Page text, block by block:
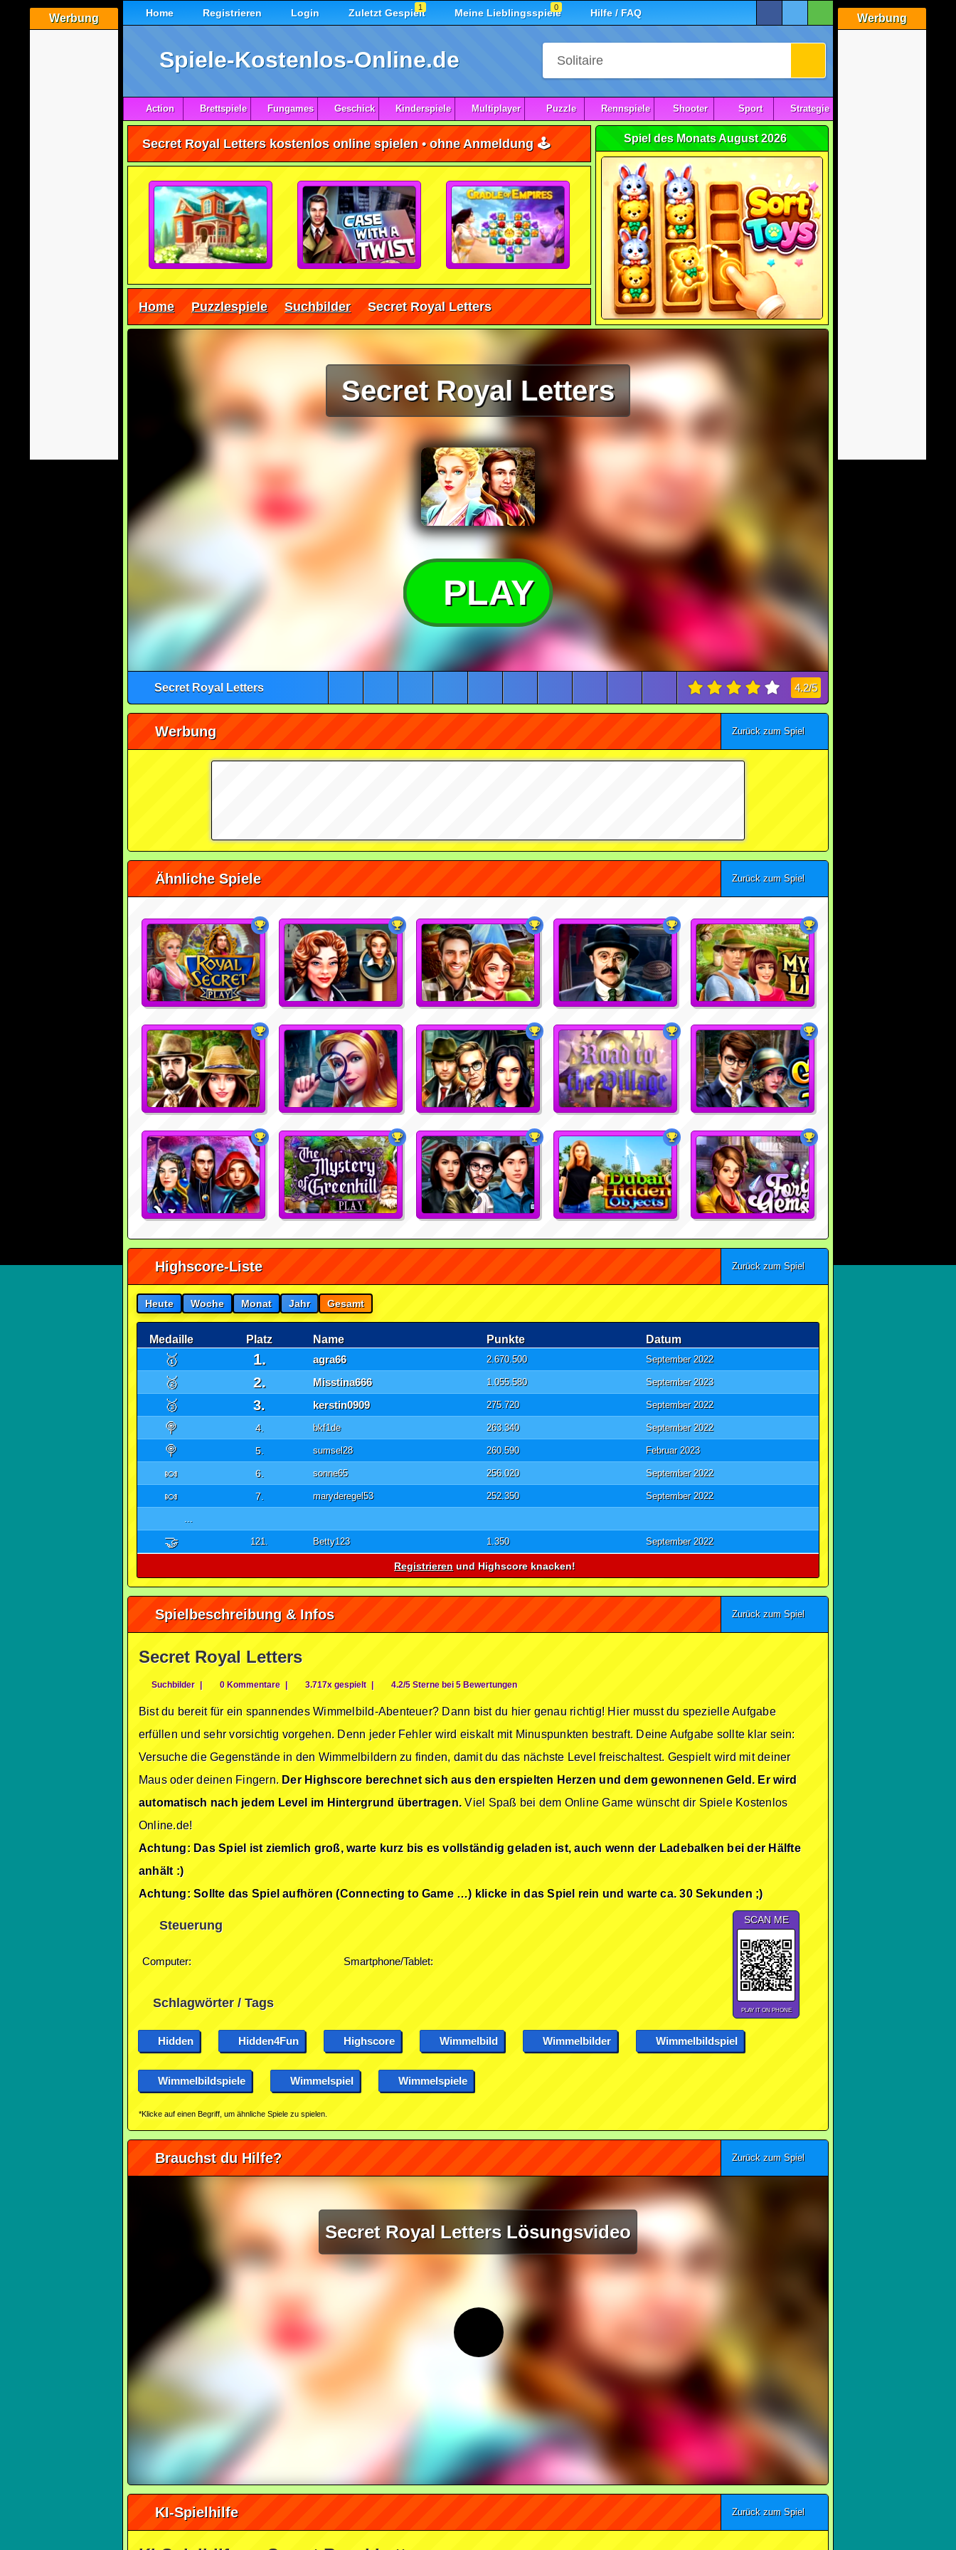
Werbung Werbung
Home Registrieren Login Zuletzt Gespielt
1 Meine Lieblingsspiele
0 Hilfe / FAQ
Spiele-Kostenlos-Online.de
Action Brettspiele Fungames Geschick Kinderspiele Multiplayer Puzzle Rennspiele Shooter Sport Strategie
Secret Royal Letters kostenlos online spielen • ohne Anmeldung 🕹️
Home Puzzlespiele Suchbilder Secret Royal Letters
Spiel des Monats August 2026
Secret Royal Letters
PLAY
Secret Royal Letters 4.2/5
Werbung Zurück zum Spiel
Ähnliche Spiele Zurück zum Spiel
Highscore-Liste Zurück zum Spiel
Heute Woche Monat Jahr Gesamt
Medaille Platz Name Punkte Datum
🥇 1. agra66 2.670.500 September 2022
🥈 2. Misstina666 1.055.580 September 2023
🥉 3. kerstin0909 275.720 September 2022
🍭 4. bkf1de 263.340 September 2022
🍭 5. sumsel28 260.590 Februar 2023
🍬 6. sonne65 256.020 September 2022
🍬 7. maryderegel53 252.350 September 2022
...
🤝 121. Betty123 1.350 September 2022
Registrieren und Highscore knacken!
Spielbeschreibung & Infos Zurück zum Spiel
Secret Royal Letters
Suchbilder | 0 Kommentare | 3.717x gespielt | 4.2/5 Sterne bei 5 Bewertungen
Bist du bereit für ein spannendes Wimmelbild-Abenteuer? Dann bist du hier genau richtig! Hier musst du spezielle Aufgabe
erfüllen und sehr vorsichtig vorgehen. Denn jeder Fehler wird eiskalt mit Minuspunkten bestraft. Deine Aufgabe sollte klar sein:
Versuche die Gegenstände in den Wimmelbildern zu finden, damit du das nächste Level freischaltest. Gespielt wird mit deiner
Maus oder deinen Fingern. Der Highscore berechnet sich aus den erspielten Herzen und dem gewonnenen Geld. Er wird
automatisch nach jedem Level im Hintergrund übertragen. Viel Spaß bei dem Online Game wünscht dir Spiele Kostenlos
Online.de!
Achtung: Das Spiel ist ziemlich groß, warte kurz bis es vollständig geladen ist, auch wenn der Ladebalken bei der Hälfte
anhält :)
Achtung: Sollte das Spiel aufhören (Connecting to Game …) klicke in das Spiel rein und warte ca. 30 Sekunden ;)
Steuerung
Computer: Smartphone/Tablet:
SCAN ME
PLAY IT ON PHONE
Schlagwörter / Tags
Hidden Hidden4Fun Highscore Wimmelbild Wimmelbilder Wimmelbildspiel
Wimmelbildspiele Wimmelspiel Wimmelspiele
*Klicke auf einen Begriff, um ähnliche Spiele zu spielen.
Brauchst du Hilfe? Zurück zum Spiel
Secret Royal Letters Lösungsvideo
KI-Spielhilfe Zurück zum Spiel